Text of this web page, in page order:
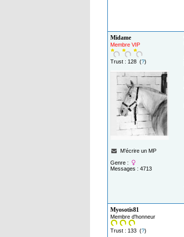
Midame
Membre VIP
Trust : 128 (?)
M'écrire un MP
Genre :
Messages : 4713
Myosotis81
Membre d'honneur
Trust : 133 (?)